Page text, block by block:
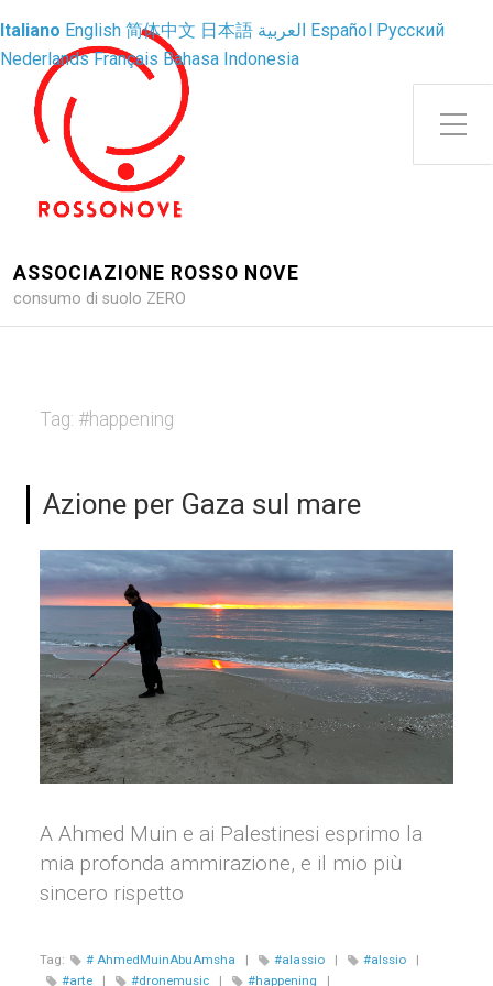
Attiva/disattiva il menu
ASSOCIAZIONE ROSSO NOVE
consumo di suolo ZERO
Tag: #happening
Azione per Gaza sul mare
A Ahmed Muin e ai Palestinesi esprimo la
mia profonda ammirazione, e il mio più
sincero rispetto
Tag: # AhmedMuinAbuAmsha | #alassio | #alssio
|
#arte
| #dronemusic | #happening |
Italiano English 简体中文 日本語 العربية Español Русский
Nederlands Français Bahasa Indonesia